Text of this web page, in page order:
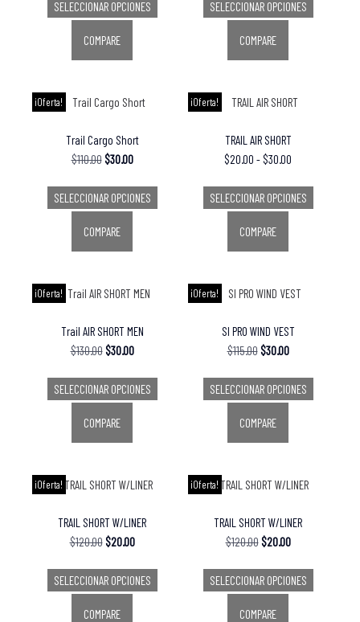
SELECCIONAR OPCIONES
COMPARE
SELECCIONAR OPCIONES
COMPARE
¡Oferta!
Trail Cargo Short
$110.00$30.00
SELECCIONAR OPCIONES
COMPARE
¡Oferta!
TRAIL AIR SHORT
$20.00 - $30.00
SELECCIONAR OPCIONES
COMPARE
¡Oferta!
Trail AIR SHORT MEN
$130.00$30.00
SELECCIONAR OPCIONES
COMPARE
¡Oferta!
Sl PRO WIND VEST
$115.00$30.00
SELECCIONAR OPCIONES
COMPARE
¡Oferta!
TRAIL SHORT W/LINER
$120.00$20.00
SELECCIONAR OPCIONES
COMPARE
¡Oferta!
TRAIL SHORT W/LINER
$120.00$20.00
SELECCIONAR OPCIONES
COMPARE